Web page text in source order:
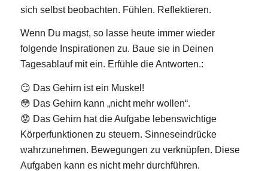
sich selbst beobachten. Fühlen. Reflektieren.
Wenn Du magst, so lasse heute immer wieder
folgende Inspirationen zu. Baue sie in Deinen
Tagesablauf mit ein. Erfühle die Antworten.:
😏 Das Gehirn ist ein Muskel!
😳 Das Gehirn kann „nicht mehr wollen“.
😟 Das Gehirn hat die Aufgabe lebenswichtige
Körperfunktionen zu steuern. Sinneseindrücke
wahrzunehmen. Bewegungen zu verknüpfen. Diese
Aufgaben kann es nicht mehr durchführen.